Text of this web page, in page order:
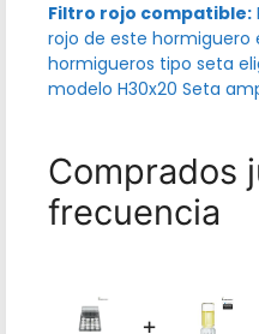
Filtro rojo compatible:
rojo de este hormiguero
hormigueros tipo seta
modelo H30x20 Seta
Comprados
frecuencia
+